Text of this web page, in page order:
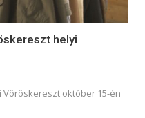
helyi
október 15-én